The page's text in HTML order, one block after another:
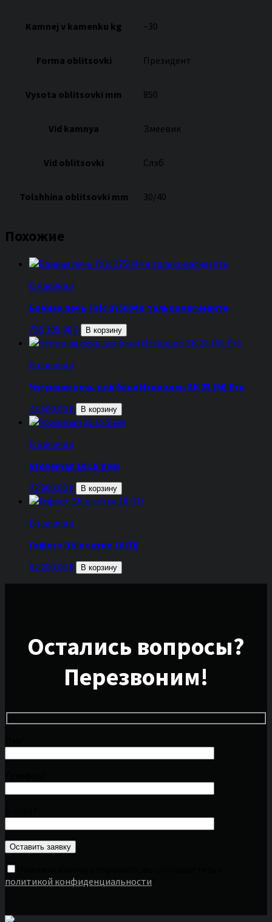
Kamnej v kamenku kg ~30
Forma oblitsovki Президент
Vysota oblitsovki mm 850
Vid kamnya Змеевик
Vid oblitsovki Слэб
Tolshhina oblitsovki mm 30/40
Похожие
В наличии
Банная печь Talc 375004 в талькомагнезите
755 105,00 ₽ В корзину
В наличии
Чугунная печь для бани Искандер ЗК 25 (М) Pro
73 500,00 ₽ В корзину
В наличии
Stoveman 16 LS 8 мм
73 900,00 ₽ В корзину
В наличии
Гефест ЗК в сетке 18 (П)
62 200,00 ₽ В корзину
Остались вопросы?
Перезвоним!
политикой конфиденциальности